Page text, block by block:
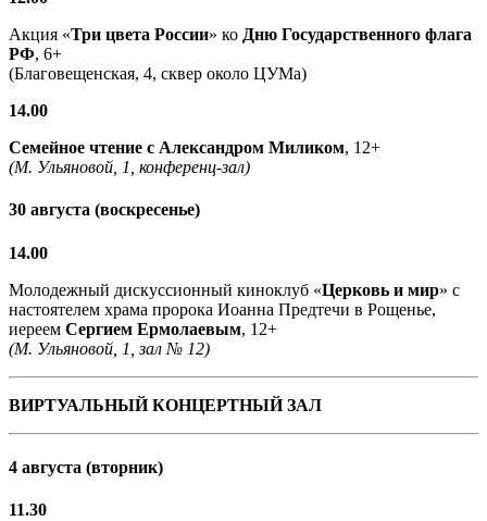
Акция «Три цвета России» ко Дню Государственного флага
РФ, 6+
(Благовещенская, 4, сквер около ЦУМа)
14.00
Семейное чтение с Александром Миликом, 12+
(М. Ульяновой, 1, конференц-зал)
30 августа (воскресенье)
14.00
Молодежный дискуссионный киноклуб «Церковь и мир» с
настоятелем храма пророка Иоанна Предтечи в Рощенье,
иереем Сергием Ермолаевым, 12+
(М. Ульяновой, 1, зал № 12)
ВИРТУАЛЬНЫЙ КОНЦЕРТНЫЙ ЗАЛ
4 августа (вторник)
11.30